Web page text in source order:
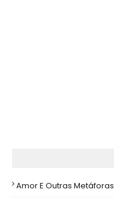
Amor E Outras Metáforas